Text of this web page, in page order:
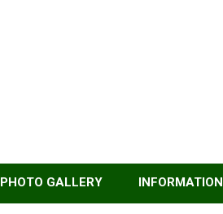
PHOTO GALLERY INFORMATION